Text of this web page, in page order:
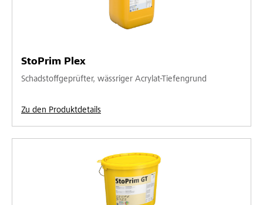
StoPrim Plex
Schadstoffgeprüfter, wässriger Acrylat-Tiefengrund
Zu den Produktdetails